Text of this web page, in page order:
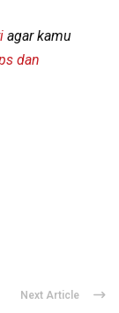
agar kamu
dan
Next Article